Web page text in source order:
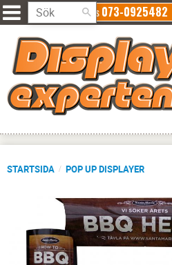
Ring oss073-0925482
STARTSIDA POP UP DISPLAYER